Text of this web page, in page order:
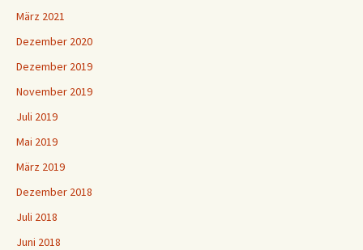
März 2021
Dezember 2020
Dezember 2019
November 2019
Juli 2019
Mai 2019
März 2019
Dezember 2018
Juli 2018
Juni 2018